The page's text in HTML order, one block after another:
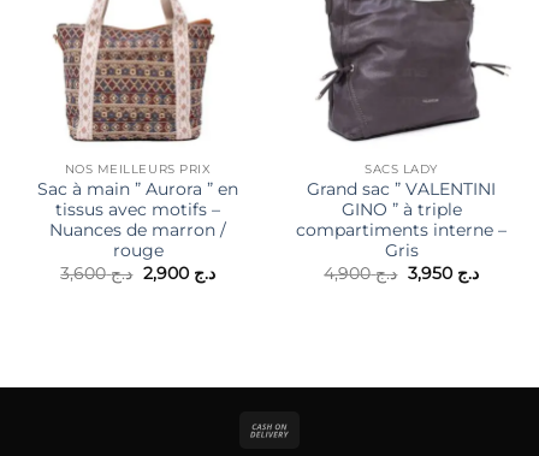
NOS MEILLEURS PRIX
Sac à main ” Aurora ” en
tissus avec motifs –
Nuances de marron /
rouge
د.ج3,600
Le
prix
د.ج 2,900
Le
SACS LADY
Grand sac ” VALENTINI
GINO ” à triple
compartiments interne –
Gris
د.ج4,900
Le
prix
د.ج 3,950
Le